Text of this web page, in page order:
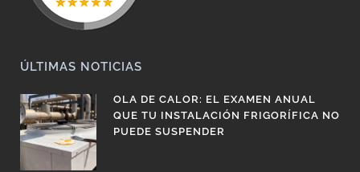
ÚLTIMAS NOTICIAS
OLA DE CALOR: EL EXAMEN ANUAL
QUE TU INSTALACIÓN FRIGORÍFICA NO
PUEDE SUSPENDER